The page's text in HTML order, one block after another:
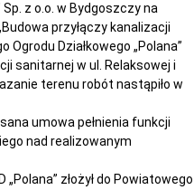
Sp. z o.o. w Bydgoszczy na
przyłączy kanalizacji
Działkowego „Polana”
sanitarnej w ul. Relaksowej i
terenu robót nastąpiło w
umowa pełnienia funkcji
nad realizowanym
„Polana” złożył do Powiatowego